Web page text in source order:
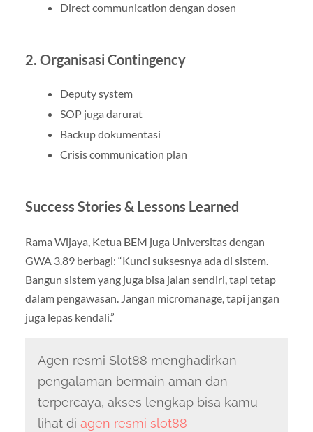
Direct communication dengan dosen
2. Organisasi Contingency
Deputy system
SOP juga darurat
Backup dokumentasi
Crisis communication plan
Success Stories & Lessons Learned
Rama Wijaya, Ketua BEM juga Universitas dengan
GWA 3.89 berbagi: “Kunci suksesnya ada di sistem.
Bangun sistem yang juga bisa jalan sendiri, tapi tetap
dalam pengawasan. Jangan micromanage, tapi jangan
juga lepas kendali.”
Agen resmi Slot88 menghadirkan
pengalaman bermain aman dan
terpercaya, akses lengkap bisa kamu
lihat di agen resmi slot88